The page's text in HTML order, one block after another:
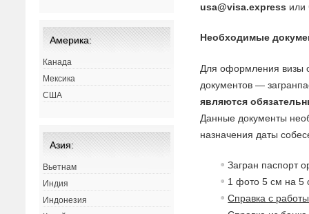
usa@visa.express или
Необходимые
Для оформления визы
документов —
являются
Данные документы
назначения даты
Загран паспорт
1 фото 5 см на 5
Справка с работы
Америка:
Канада
Мексика
США
Азия:
Вьетнам
Индия
Индонезия